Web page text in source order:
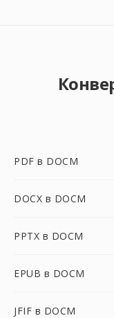
PDF в DOCM
DOCX в DOCM
PPTX в DOCM
EPUB в DOCM
JFIF в DOCM